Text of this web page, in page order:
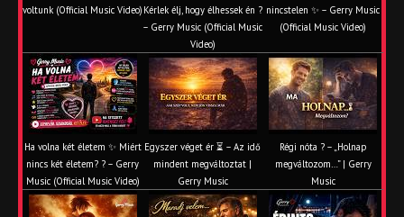
voltunk (Official Music Video) Kérlek élj, hogy élhessek én ?
– Gerry Music (Official Music
Video)
nincstelen ✨ – Gerry Music
(Official Music Video)
Ha volna két életem ✨ Miért
nincs két életem? ? – Gerry
Music (Official Music Video)
Egyszer véget ér ⏳ – Az idő
mindent megváltoztat |
Gerry Music
Régi nóta ? – „Holnap
megváltozom…” | Gerry
Music